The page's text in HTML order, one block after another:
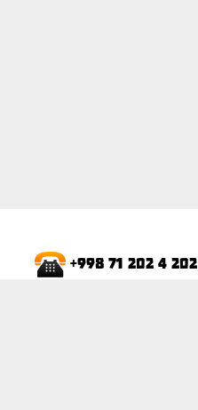
+998 71 202 4 202